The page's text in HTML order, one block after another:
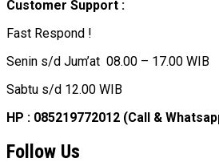
Customer Support :
Fast Respond !
Senin s/d Jum’at 08.00 – 17.00 WIB
Sabtu s/d 12.00 WIB
HP : 085219772012 (Call &
Follow Us